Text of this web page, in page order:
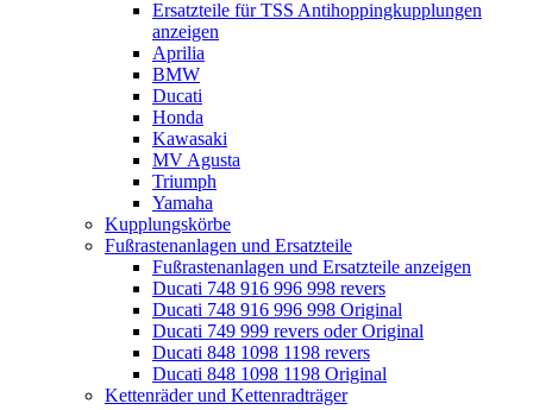
Ersatzteile für TSS Antihoppingkupplungen
anzeigen
Aprilia
BMW
Ducati
Honda
Kawasaki
MV Agusta
Triumph
Yamaha
Kupplungskörbe
Fußrastenanlagen und Ersatzteile
Fußrastenanlagen und Ersatzteile anzeigen
Ducati 748 916 996 998 revers
Ducati 748 916 996 998 Original
Ducati 749 999 revers oder Original
Ducati 848 1098 1198 revers
Ducati 848 1098 1198 Original
Kettenräder und Kettenradträger